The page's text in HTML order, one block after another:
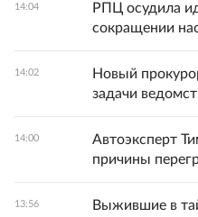
14:04
РПЦ осудила
сокращении
14:02
Новый
задачи
14:00
Автоэксперт
причины
13:56
Выжившие в